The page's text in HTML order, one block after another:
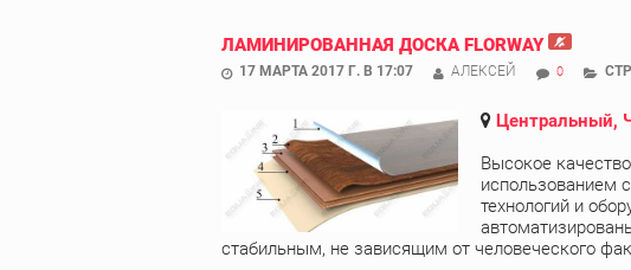
ЛАМИНИРОВАННАЯ ДОСКА FLORWAY
17 МАРТА 2017 Г. В 17:07 АЛЕКСЕЙ 0
Центральный,
Высокое
использованием
технологий и
стабильным, не зависящим от человеческого